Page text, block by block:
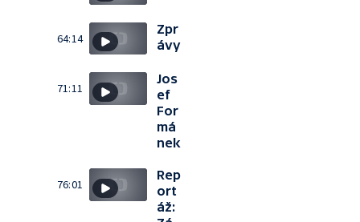
64:14
Zpr
ávy
71:11
Jos
ef
For
má
nek
76:01
Rep
ort
áž: